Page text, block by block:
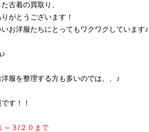
古着の買取り、
がとうございます！
お洋服たちにとってもワクワクしています♪
服を整理する方も多いのでは、、♪
す！！
３/２０まで